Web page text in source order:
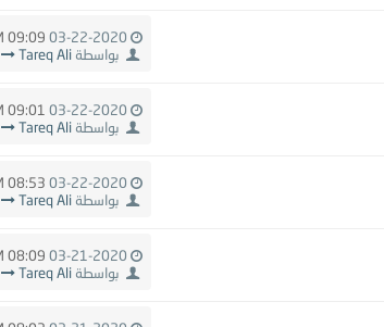
09:09 AM
بواسطةTareq Ali
09:01 AM
بواسطةTareq Ali
08:53 AM
بواسطةTareq Ali
08:09 PM
بواسطةTareq Ali